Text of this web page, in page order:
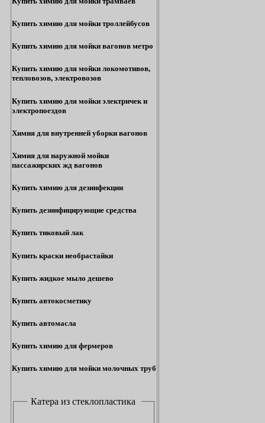
Купить химию для мойки троллейбусов
Купить химию для мойки вагонов метро
Купить химию для мойки локомотивов,
тепловозов, электровозов
Купить химию для мойки электричек и
электропоездов
Химия для внутренней уборки вагонов
Химия для наружной мойки
пассажирских жд вагонов
Купить химию для дезинфекции
Купить дезинфицирующие средства
Купить тиковый лак
Купить краски необрастайки
Купить жидкое мыло дешево
Купить автокосметику
Купить автомасла
Купить химию для фермеров
Купить химию для мойки молочных труб
Катера из стеклопластика